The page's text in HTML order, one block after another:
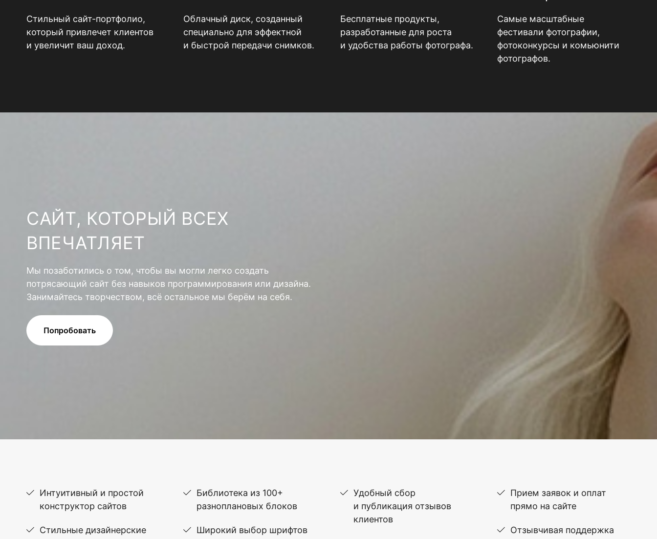
Стильный сайт-портфолио,
который привлечет клиентов
и увеличит ваш доход.
Облачный диск, созданный
специально для эффектной
и быстрой передачи снимков.
Бесплатные продукты,
разработанные для роста
и удобства работы фотографа.
Самые масштабные
фестивали фотографии,
фотоконкурсы и комьюнити
фотографов.
САЙТ, КОТОРЫЙ ВСЕХ
ВПЕЧАТЛЯЕТ
Мы позаботились о том, чтобы вы могли легко создать
потрясающий сайт без навыков программирования или дизайна.
Занимайтесь творчеством, всё остальное мы берём на себя.
Попробовать
Интуитивный и простой
конструктор сайтов
Стильные дизайнерские
Библиотека из 100+
разноплановых блоков
Широкий выбор шрифтов
Удобный сбор
и публикация отзывов
клиентов
Прием заявок и оплат
прямо на сайте
Отзывчивая поддержка